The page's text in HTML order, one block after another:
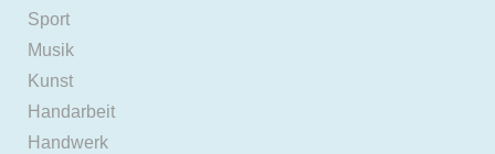
Sport
Musik
Kunst
Handarbeit
Handwerk